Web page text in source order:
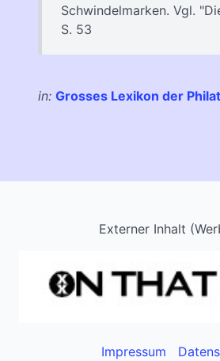
Schwindelmarken. Vgl.
S. 53
in: Grosses Lexikon der
Externer Inhalt
Impressum